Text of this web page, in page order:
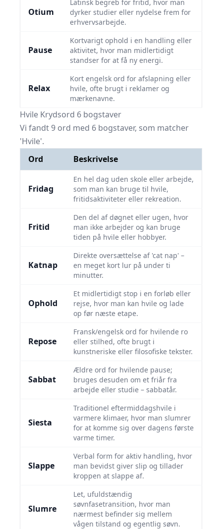
Otium
Latinsk begreb for fritid, hvor man
dyrker studier eller nydelse frem for
erhvervsarbejde.
Pause
Kortvarigt ophold i en handling eller
aktivitet, hvor man midlertidigt
standser for at få ny energi.
Relax
Kort engelsk ord for afslapning eller
hvile, ofte brugt i reklamer og
mærkenavne.
Hvile Krydsord 6 bogstaver
Vi fandt 9 ord med 6 bogstaver, som matcher
'Hvile'.
Ord
Beskrivelse
Fridag
En hel dag uden skole eller arbejde,
som man kan bruge til hvile,
fritidsaktiviteter eller rekreation.
Fritid
Den del af døgnet eller ugen, hvor
man ikke arbejder og kan bruge
tiden på hvile eller hobbyer.
Katnap
Direkte oversættelse af 'cat nap' –
en meget kort lur på under ti
minutter.
Ophold
Et midlertidigt stop i en forløb eller
rejse, hvor man kan hvile og lade
op før næste etape.
Repose
Fransk/engelsk ord for hvilende ro
eller stilhed, ofte brugt i
kunstneriske eller filosofiske tekster.
Sabbat
Ældre ord for hvilende pause;
bruges desuden om et friår fra
arbejde eller studie – sabbatår.
Siesta
Traditionel eftermiddagshvile i
varmere klimaer, hvor man slumrer
for at komme sig over dagens første
varme timer.
Slappe
Verbal form for aktiv handling, hvor
man bevidst giver slip og tillader
kroppen at slappe af.
Slumre
Let, ufuldstændig
søvnfasetransition, hvor man
nærmest befinder sig mellem
vågen tilstand og egentlig søvn.